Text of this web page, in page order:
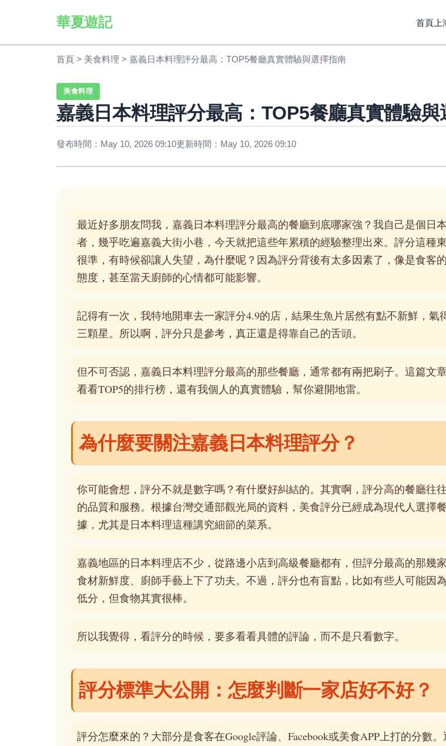
華夏遊記 首頁
首頁 > 美食料理 > 嘉義日本料理評分最高：TOP5餐廳真實體驗與選擇指南
美食料理
嘉義日本料理評分最高：TOP5餐廳真實體驗與
發布時間：May 10, 2026 09:10更新時間：May 10, 2026 09:10
最近好多朋友問我，嘉義日本料理評分最高的餐廳到底哪家強？我自己是個日
者，幾乎吃遍嘉義大街小巷，今天就把這些年累積的經驗整理出來。評分這種
很準，有時候卻讓人失望，為什麼呢？因為評分背後有太多因素了，像是食客
態度，甚至當天廚師的心情都可能影響。
記得有一次，我特地開車去一家評分4.9的店，結果生魚片居然有點不新鮮，氣
三顆星。所以啊，評分只是參考，真正還是得靠自己的舌頭。
但不可否認，嘉義日本料理評分最高的那些餐廳，通常都有兩把刷子。這篇文
看看TOP5的排行榜，還有我個人的真實體驗，幫你避開地雷。
為什麼要關注嘉義日本料理評分？
你可能會想，評分不就是數字嗎？有什麼好糾結的。其實啊，評分高的餐廳往
的品質和服務。根據台灣交通部觀光局的資料，美食評分已經成為現代人選擇
據，尤其是日本料理這種講究細節的菜系。
嘉義地區的日本料理店不少，從路邊小店到高級餐廳都有，但評分最高的那幾
食材新鮮度、廚師手藝上下了功夫。不過，評分也有盲點，比如有些人可能因
低分，但食物其實很棒。
所以我覺得，看評分的時候，要多看看具體的評論，而不是只看數字。
評分標準大公開：怎麼判斷一家店好不好？
評分怎麼來的？大部分是食客在Google評論、Facebook或美食APP上打的分數